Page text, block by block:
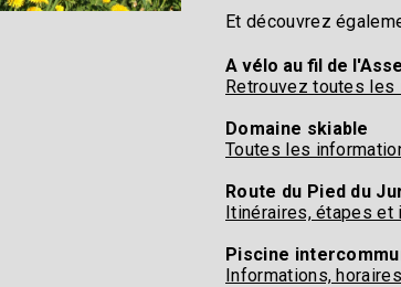
Et découvrez
A vélo au fil de
Retrouvez toutes les
Domaine skiable
Toutes les
Route du Pied du
Itinéraires, étapes
Piscine
Informations,